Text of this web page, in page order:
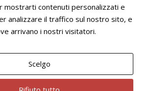
al Camp estivo della nazionale
ASD P.IVA 03972091205
mostrarti contenuti personalizzati e
analizzare il traffico sul nostro sito, e
arrivano i nostri visitatori.
Scelgo